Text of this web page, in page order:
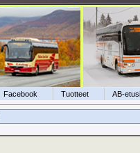
Facebook Tuotteet AB-